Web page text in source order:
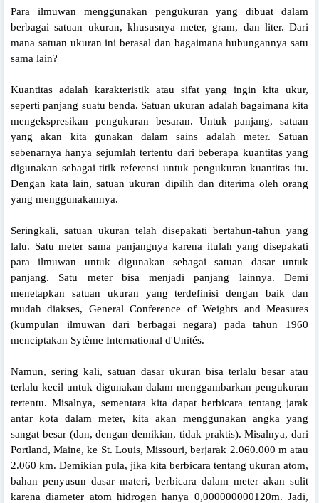
Para ilmuwan menggunakan pengukuran yang dibuat dalam
berbagai satuan ukuran, khususnya meter, gram, dan liter. Dari
mana satuan ukuran ini berasal dan bagaimana hubungannya satu
sama lain?
Kuantitas adalah karakteristik atau sifat yang ingin kita ukur,
seperti panjang suatu benda. Satuan ukuran adalah bagaimana kita
mengekspresikan pengukuran besaran. Untuk panjang, satuan
yang akan kita gunakan dalam sains adalah meter. Satuan
sebenarnya hanya sejumlah tertentu dari beberapa kuantitas yang
digunakan sebagai titik referensi untuk pengukuran kuantitas itu.
Dengan kata lain, satuan ukuran dipilih dan diterima oleh orang
yang menggunakannya.
Seringkali, satuan ukuran telah disepakati bertahun-tahun yang
lalu. Satu meter sama panjangnya karena itulah yang disepakati
para ilmuwan untuk digunakan sebagai satuan dasar untuk
panjang. Satu meter bisa menjadi panjang lainnya. Demi
menetapkan satuan ukuran yang terdefinisi dengan baik dan
mudah diakses, General Conference of Weights and Measures
(kumpulan ilmuwan dari berbagai negara) pada tahun 1960
menciptakan Sytème International d'Unités.
Namun, sering kali, satuan dasar ukuran bisa terlalu besar atau
terlalu kecil untuk digunakan dalam menggambarkan pengukuran
tertentu. Misalnya, sementara kita dapat berbicara tentang jarak
antar kota dalam meter, kita akan menggunakan angka yang
sangat besar (dan, dengan demikian, tidak praktis). Misalnya, dari
Portland, Maine, ke St. Louis, Missouri, berjarak 2.060.000 m atau
2.060 km. Demikian pula, jika kita berbicara tentang ukuran atom,
bahan penyusun dasar materi, berbicara dalam meter akan sulit
karena diameter atom hidrogen hanya 0,000000000120m. Jadi,